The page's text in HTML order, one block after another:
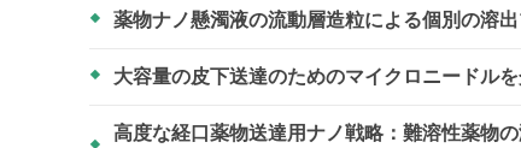
薬物ナノ懸濁液の流動層造粒による個別の溶
大容量の皮下送達のためのマイクロニードル
高度な経口薬物送達用ナノ戦略：難溶性薬物